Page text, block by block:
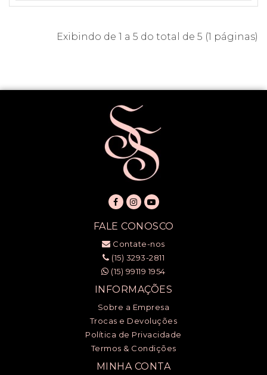
Exibindo de 1 a 5 do total de 5 (1 páginas)
FALE CONOSCO
Contate-nos
(15) 3293-2811
(15) 99119 1954
INFORMAÇÕES
Sobre a Empresa
Trocas e Devoluções
Política de Privacidade
Termos & Condições
MINHA CONTA